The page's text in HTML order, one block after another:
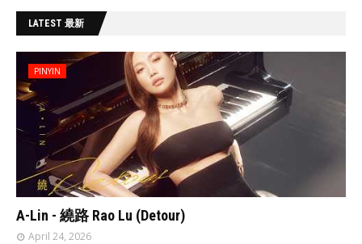
LATEST 最新
PINYIN
A-Lin - 繞路 Rao Lu (Detour)
April 24, 2026